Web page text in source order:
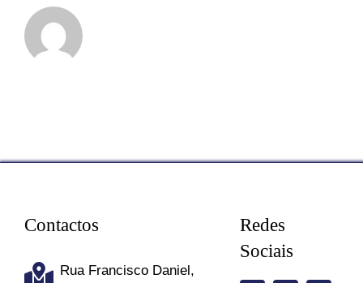
Contactos
Rua Francisco Daniel,
Redes
Sociais